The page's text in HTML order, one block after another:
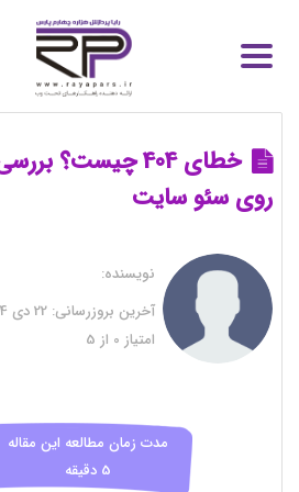
روی سئو سایت
نویسنده:
آخرین بروزرسانی:
امتیاز 0 از 5
مدت زمان مطالعه این مقاله
5 دقیقه